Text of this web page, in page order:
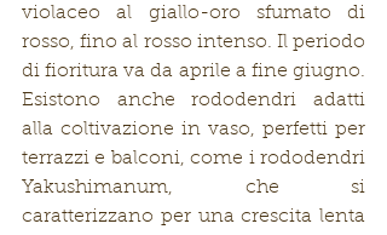
violaceo al giallo-oro sfumato di
rosso, fino al rosso intenso. Il periodo
di fioritura va da aprile a fine giugno.
Esistono anche rododendri adatti
alla coltivazione in vaso, perfetti per
terrazzi e balconi, come i rododendri
Yakushimanum, che si
caratterizzano per una crescita lenta